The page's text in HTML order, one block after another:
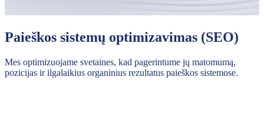
Paieškos sistemų optimizavimas (SEO)
Mes optimizuojame svetaines, kad pagerintume jų matomumą,
pozicijas ir ilgalaikius organinius rezultatus paieškos sistemose.